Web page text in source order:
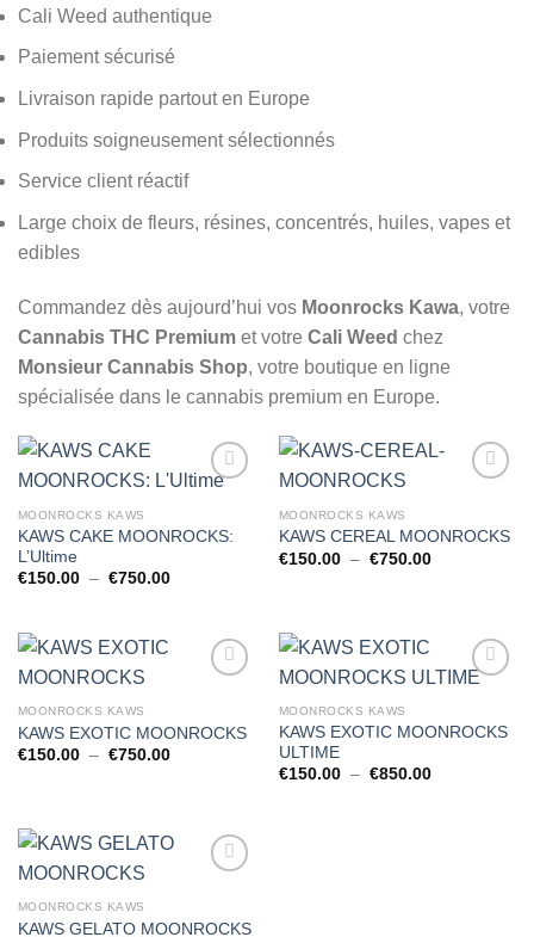
Cali Weed authentique
Paiement sécurisé
Livraison rapide partout en Europe
Produits soigneusement sélectionnés
Service client réactif
Large choix de fleurs, résines, concentrés, huiles, vapes et
edibles
Commandez dès aujourd’hui vos Moonrocks Kawa, votre
Cannabis THC Premium et votre Cali Weed chez
Monsieur Cannabis Shop, votre boutique en ligne
spécialisée dans le cannabis premium en Europe.
MOONROCKS KAWS
KAWS CAKE MOONROCKS:
L’Ultime
€150.00 – €750.00Plage
€750.00
MOONROCKS KAWS
KAWS CEREAL MOONROCKS
€150.00 – €750.00Plage
€750.00
MOONROCKS KAWS
KAWS EXOTIC MOONROCKS
€150.00 – €750.00Plage
€750.00
MOONROCKS KAWS
KAWS EXOTIC MOONROCKS
ULTIME
€150.00 – €850.00Plage
MOONROCKS KAWS
KAWS GELATO MOONROCKS